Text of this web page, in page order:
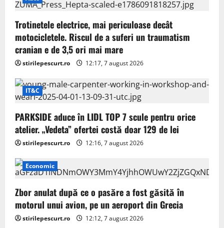
Trotinetele electrice, mai periculoase decât
motocicletele. Riscul de a suferi un traumatism
cranian e de 3,5 ori mai mare
stirilepescurt.ro 12:17, 7 august 2026
IT&C
PARKSIDE aduce în LIDL TOP 7 scule pentru orice
atelier. „Vedeta” ofertei costă doar 129 de lei
stirilepescurt.ro 12:16, 7 august 2026
Economic
Zbor anulat după ce o pasăre a fost găsită în
motorul unui avion, pe un aeroport din Grecia
stirilepescurt.ro 12:12, 7 august 2026